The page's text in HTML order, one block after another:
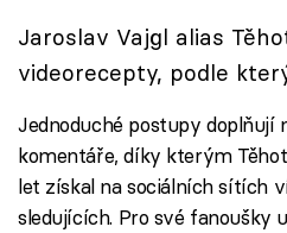
Sledujte prima+
Přihlášení
Sledujte nás
Jaroslav Vajgl alias
videorecepty, podle
Jednoduché postupy doplňují
komentáře, díky kterým
let získal na sociálních sítích
sledujících. Pro své fanoušky